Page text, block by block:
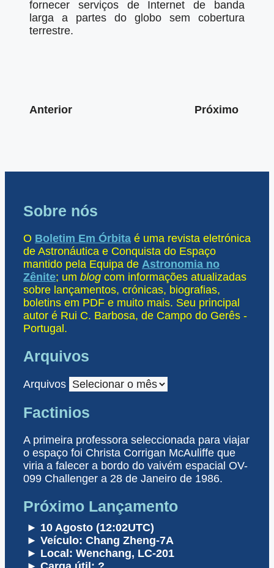
fornecer serviços de Internet de banda
larga a partes do globo sem cobertura
terrestre.
Anterior Próximo
Sobre nós
O Boletim Em Órbita é uma revista eletrónica
de Astronáutica e Conquista do Espaço
mantido pela Equipa de Astronomia no
Zênite; um blog com informações atualizadas
sobre lançamentos, crónicas, biografias,
boletins em PDF e muito mais. Seu principal
autor é Rui C. Barbosa, de Campo do Gerês -
Portugal.
Arquivos
Arquivos
Factinios
A primeira professora seleccionada para viajar
o espaço foi Christa Corrigan McAuliffe que
viria a falecer a bordo do vaivém espacial OV-
099 Challenger a 28 de Janeiro de 1986.
Próximo Lançamento
► 10 Agosto (12:02UTC)
► Veículo: Chang Zheng-7A
► Local: Wenchang, LC-201